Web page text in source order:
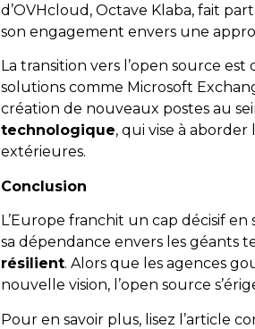
d’OVHcloud, Octave Klaba, fait
son engagement envers une
La transition vers l’open source
solutions comme Microsoft
création de nouveaux postes au
technologique, qui vise à
extérieures.
Conclusion
L’Europe franchit un cap décisif
sa dépendance envers les géants
résilient. Alors que les agences
nouvelle vision, l’open source
Pour en savoir plus, lisez l’article